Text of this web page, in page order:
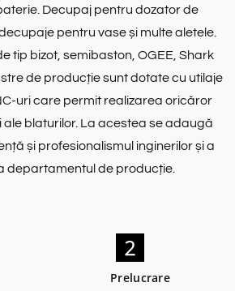
Decupaj pentru dozator de
pentru vase și multe aletele.
tip bizot, semibaston, OGEE, Shark
de producție sunt dotate cu utilaje
uri care permit realizarea oricăror
blaturilor. La acestea se adaugă
și profesionalismul inginerilor și a
departamentul de producție.
Prelucrare